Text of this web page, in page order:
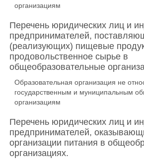
организациям
Перечень юридических лиц и
предпринимателей,
(реализующих) пищевые
продовольственное сырье в
общеобразовательные
Образовательная организация не
государственным и муниципальным
организациям
Перечень юридических лиц и
предпринимателей,
организации питания в
организациях.